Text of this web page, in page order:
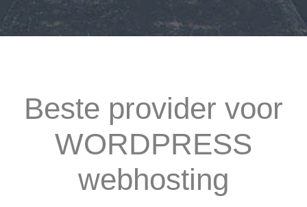
Beste provider voor
WORDPRESS
webhosting